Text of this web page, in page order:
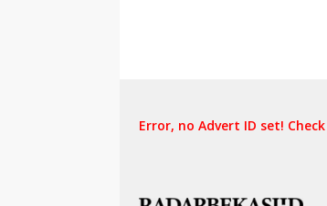
Error, no Advert ID set!